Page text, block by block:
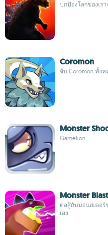
ปกป้องโลกของเร
Coromon
จับ Coromon ทั้งห
Monster
Gamelion
Monster
ต่อสู้กับมอนสเตอร์
เอง